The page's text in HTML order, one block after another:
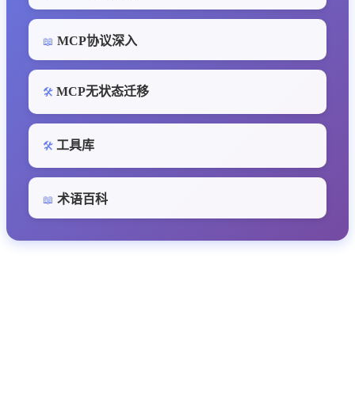
📖 MCP协议深入
🛠️ MCP无状态迁移
🛠️ 工具库
📖 术语百科